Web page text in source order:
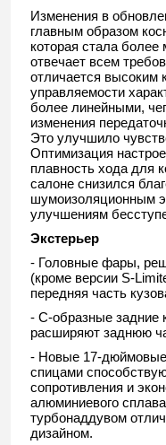
Изменения в
главным образом
которая стала
отвечает всем
отличается высоким
управляемости
более линейными,
изменения
Это улучшило
Оптимизация
плавность хода для
салоне снизился
шумоизоляционным
улучшениям
Экстерьер
- Головные фары,
(кроме версии S-
передняя часть
- С-образные задние
расширяют заднюю
- Новые 17-дюймовые
спицами
сопротивления и
алюминиевого
турбонаддувом
дизайном.